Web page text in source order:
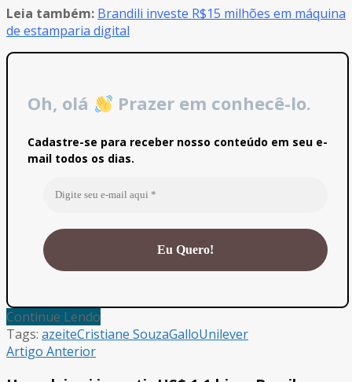
Leia também: Brandili investe R$15 milhões em máquina
de estamparia digital
Oh, olá Prazer em conhecê-lo.
Cadastre-se para receber nosso conteúdo em seu e-
mail todos os dias.
Continue Lendo
Tags: azeiteCristiane SouzaGalloUnilever
Artigo Anterior